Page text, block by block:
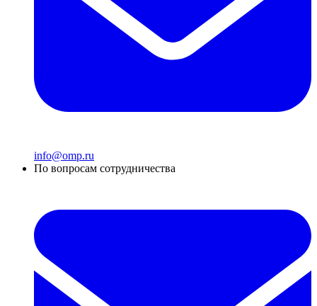
info@omp.ru
По вопросам сотрудничества